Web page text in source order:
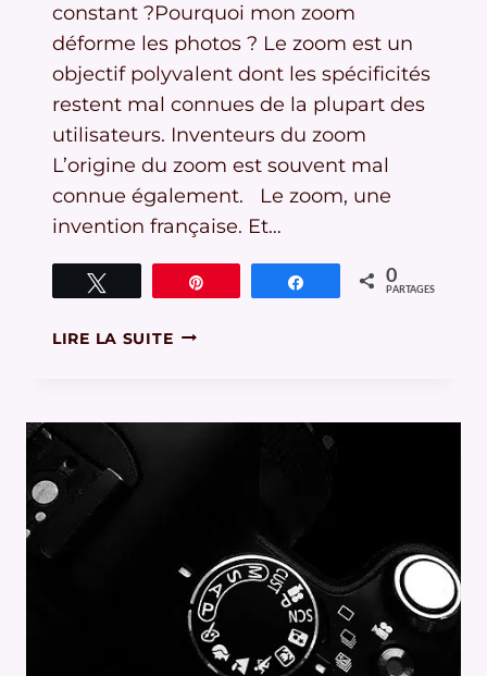
constant ?Pourquoi mon zoom
déforme les photos ? Le zoom est un
objectif polyvalent dont les spécificités
restent mal connues de la plupart des
utilisateurs. Inventeurs du zoom
L’origine du zoom est souvent mal
connue également. Le zoom, une
invention française. Et…
Partagez 0
PARTAGES
LIRE LA SUITEZOOM